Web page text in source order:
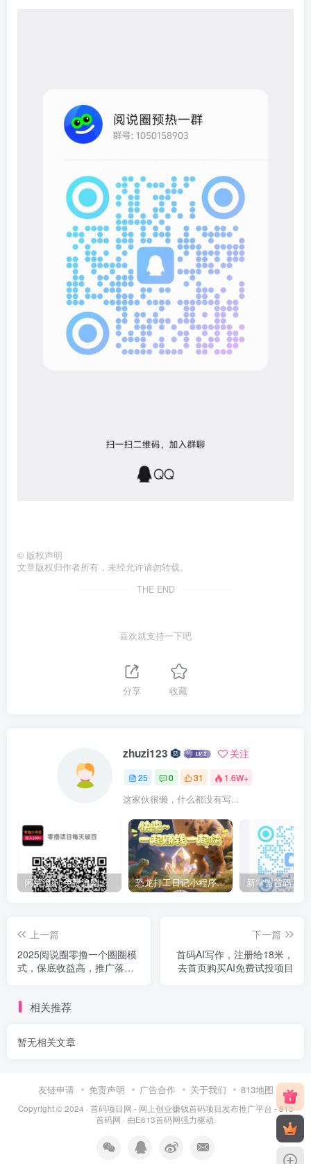
© 版权声明
文章版权归作者所有，未经允许请勿转载。
THE END
喜欢就支持一下吧
分享 收藏
zhuzi123 关注
25 0 31 1.6W+
这家伙很懒，什么都没有写...
闲莱追剧:免费追剧还能赚分红，看广告赚火种，多劳多得，升级身份享更多收益！ 恐龙打工日记小程序零撸，升级拿分红等级越高分红越高！
上一篇
2025阅说圈零撸一个圈圈模
式，保底收益高，推广落滑
下一篇
首码AI写作，注册给18米，
去首页购买AI免费试投项目
相关推荐
暂无相关文章
友链申请 免责声明 广告合作 关于我们 813地图
Copyright © 2024 · 首码项目网 - 网上创业赚钱首码项目发布推广平台 - 813
首码网 · 由E813首码网强力驱动.